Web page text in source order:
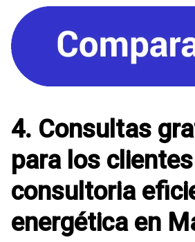
4. Consultas
para los
consultoria
energética en